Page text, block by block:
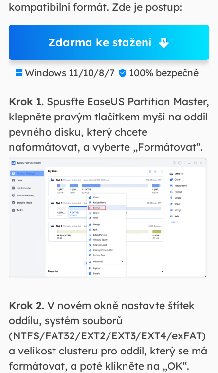
kompatibilní formát. Zde je postup:
Zdarma ke stažení
 Windows 11/10/8/7  100% bezpečné
Krok 1.Spusťte EaseUS Partition Master,
klepněte pravým tlačítkem myši na oddíl
pevného disku, který chcete
naformátovat, a vyberte „Formátovat“.
Krok 2.V novém okně nastavte štítek
oddílu, systém souborů
(NTFS/FAT32/EXT2/EXT3/EXT4/exFAT)
a velikost clusteru pro oddíl, který se má
formátovat, a poté klikněte na „OK“.